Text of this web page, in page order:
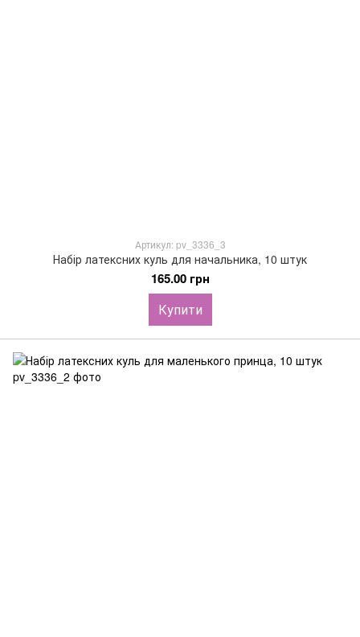
Артикул: pv_3336_3
Набір латексних куль для начальника, 10 штук
165.00 грн
Купити